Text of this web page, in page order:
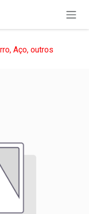
Aço, outros